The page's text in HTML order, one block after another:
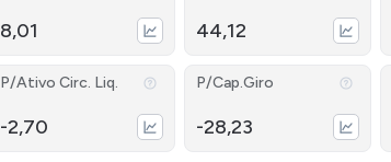
8,01 44,12
P/Ativo Circ. Liq.
-2,70
P/Cap.Giro
-28,23